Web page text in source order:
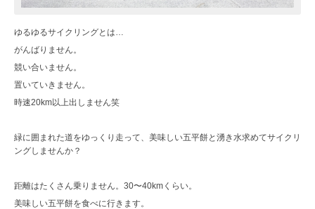
ゆるゆるサイクリングとは…
がんばりません。
競い合いません。
置いていきません。
時速20km以上出しません笑
緑に囲まれた道をゆっくり走って、美味しい五平餅と湧き水求めてサイクリ
ングしませんか？
距離はたくさん乗りません。30〜40kmくらい。
美味しい五平餅を食べに行きます。